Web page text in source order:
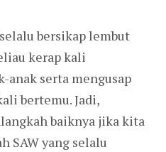
bersikap lembut
kerap kali
anak serta mengusap
bertemu. Jadi,
baiknya jika kita
SAW yang selalu